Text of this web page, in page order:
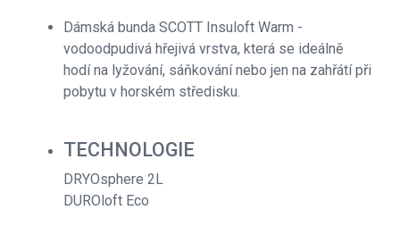
Dámská bunda SCOTT Insuloft Warm -
vodoodpudivá hřejivá vrstva, která se ideálně
hodí na lyžování, sáňkování nebo jen na zahřátí při
pobytu v horském středisku.
TECHNOLOGIE
DRYOsphere 2L
DUROloft Eco